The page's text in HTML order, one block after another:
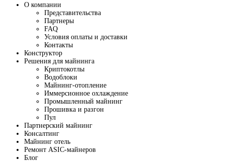
О компании
Представительства
Партнеры
FAQ
Условия оплаты и доставки
Контакты
Конструктор
Решения для майнинга
Криптокотлы
Водоблоки
Майнинг-отопление
Иммерсионное охлаждение
Промышленный майнинг
Прошивка и разгон
Пул
Партнерский майнинг
Консалтинг
Майнинг отель
Ремонт ASIC-майнеров
Блог